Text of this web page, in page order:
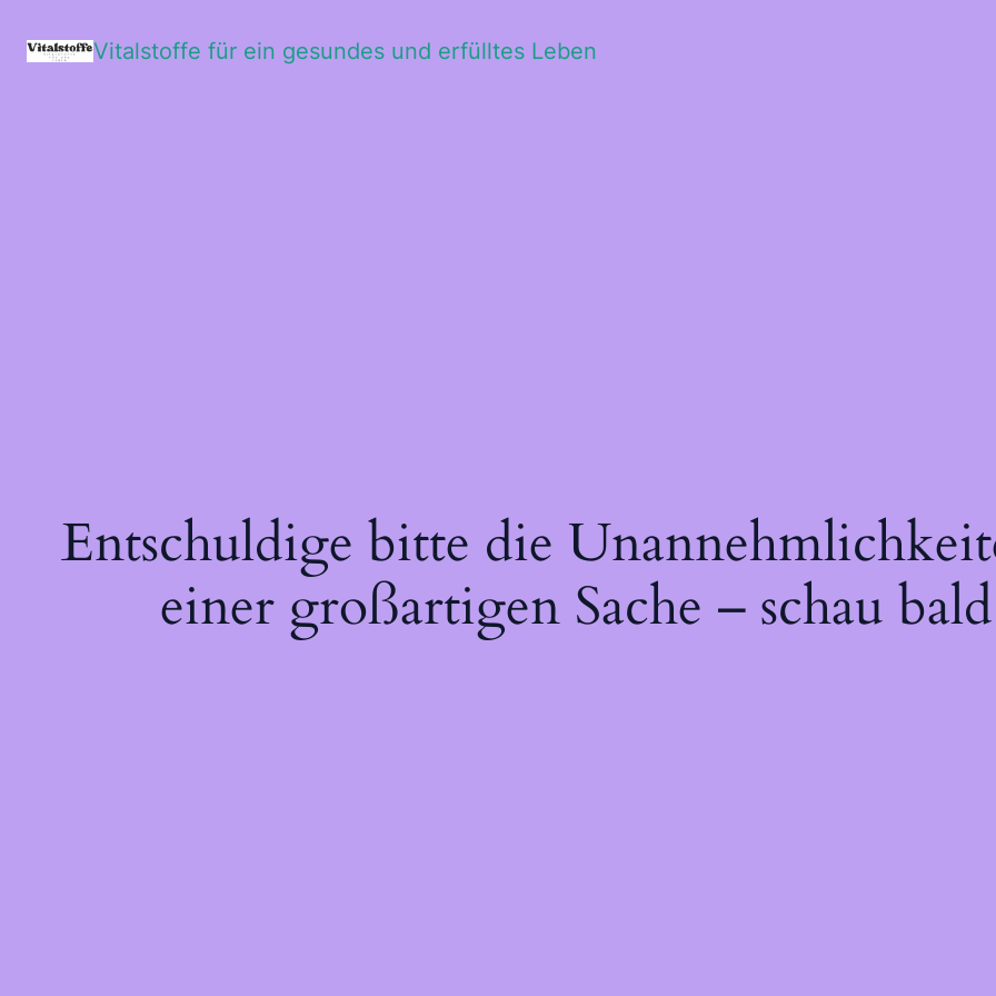
Vitalstoffe für ein gesundes und erfülltes Leben
Entschuldige bitte die
einer großartigen Sache – schau